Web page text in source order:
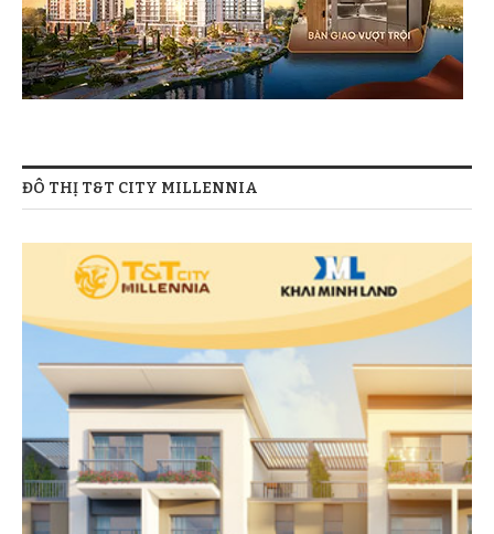
ĐÔ THỊ T&T CITY MILLENNIA